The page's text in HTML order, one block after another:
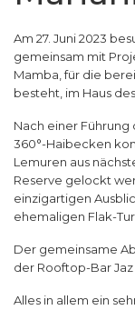
Am 27. Juni 2023
gemeinsam mit
Mamba, für die
besteht, im Haus
Nach einer
360°-Haibecken
Lemuren aus
Reserve gelockt
einzigartigen
ehemaligen Flak-
Der gemeinsame
der Rooftop-Bar Jaz
Alles in allem ein